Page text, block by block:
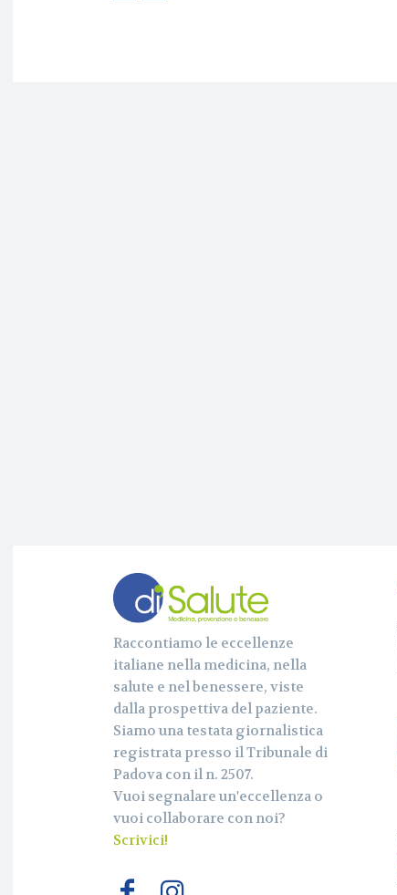
Raccontiamo le eccellenze
italiane nella medicina, nella
salute e nel benessere, viste
dalla prospettiva del paziente.
Siamo una testata giornalistica
registrata presso il Tribunale di
Padova con il n. 2507.
Vuoi segnalare un'eccellenza o
vuoi collaborare con noi?
Scrivici!